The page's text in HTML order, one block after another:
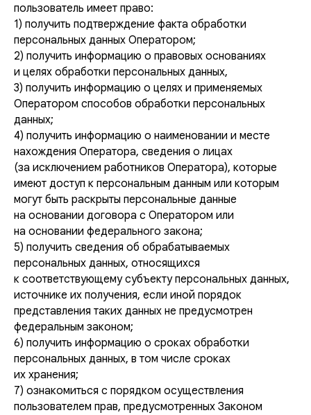
пользователь имеет право:
1) получить подтверждение факта обработки
персональных данных Оператором;
2) получить информацию о правовых основаниях
и целях обработки персональных данных,
3) получить информацию о целях и применяемых
Оператором способов обработки персональных
данных;
4) получить информацию о наименовании и месте
нахождения Оператора, сведения о лицах
(за исключением работников Оператора), которые
имеют доступ к персональным данным или которым
могут быть раскрыты персональные данные
на основании договора с Оператором или
на основании федерального закона;
5) получить сведения об обрабатываемых
персональных данных, относящихся
к соответствующему субъекту персональных данных,
источнике их получения, если иной порядок
представления таких данных не предусмотрен
федеральным законом;
6) получить информацию о сроках обработки
персональных данных, в том числе сроках
их хранения;
7) ознакомиться с порядком осуществления
пользователем прав, предусмотренных Законом